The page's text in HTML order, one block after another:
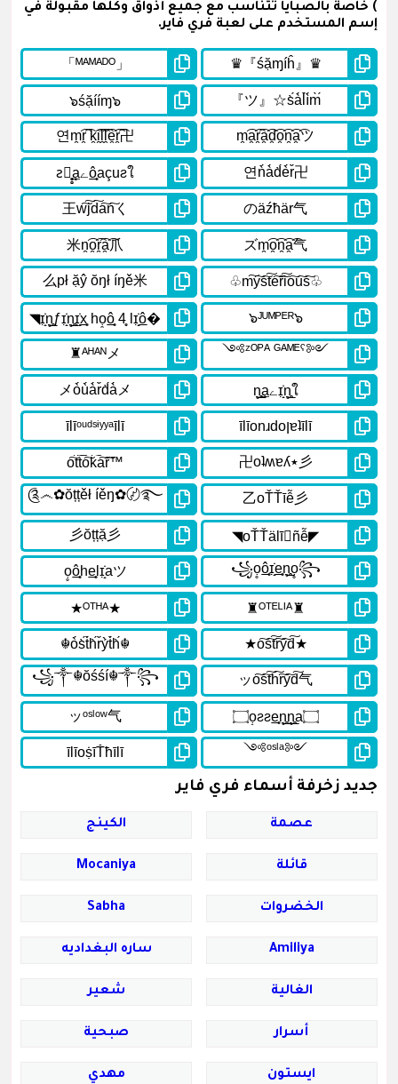
) خاصة بالصبايا تتناسب مع جميع أذواق وكلها مقبولة في
إسم المستخدم على لعبة فري فاير.
جديد زخرفة أسماء فري فاير
عصمة الكينج
قائلة Mocaniya
الخضروات Sabha
Amiliya ساره البغداديه
الغالية شعير
أسرار صبحية
ايستون مه‍دي